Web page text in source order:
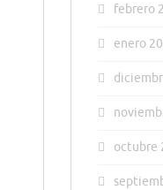
febrero
enero
octubre